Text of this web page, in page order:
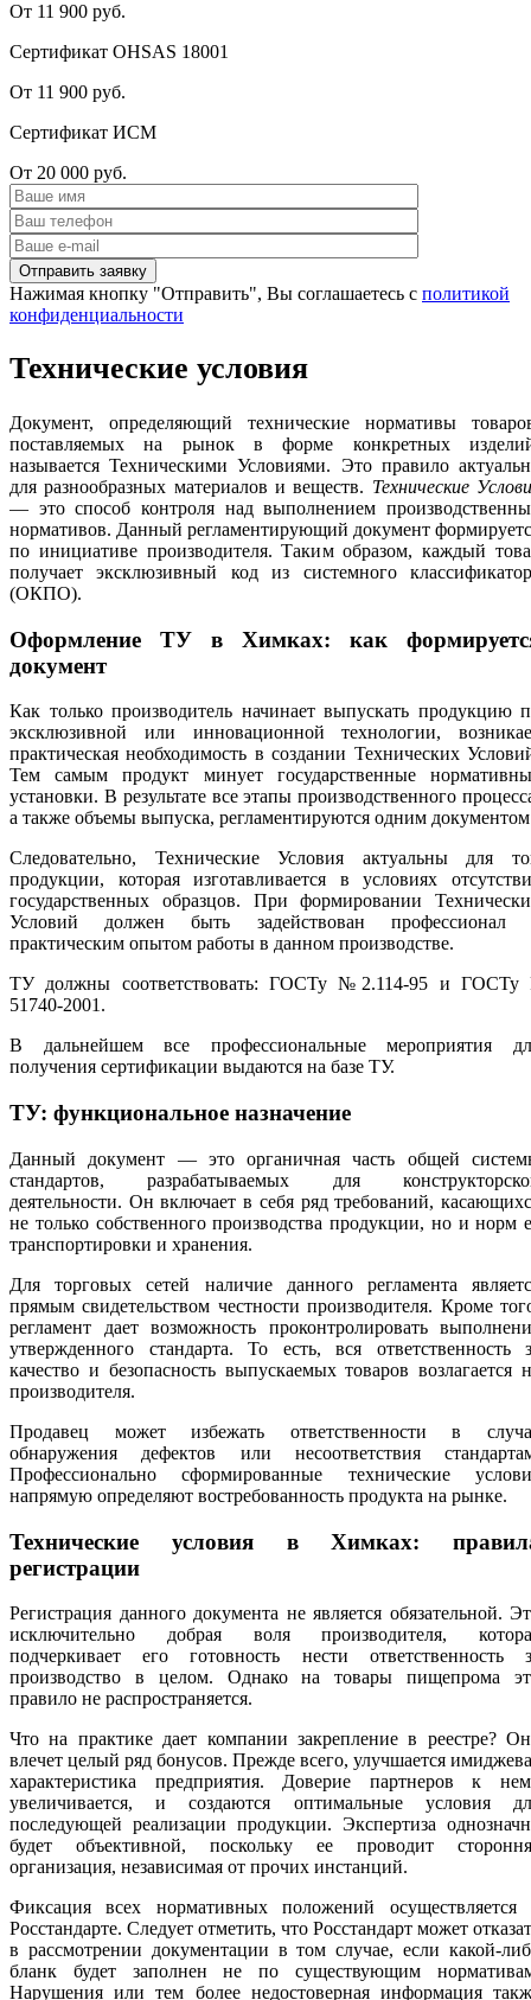
От 11 900 руб.
Сертификат OHSAS 18001
От 11 900 руб.
Сертификат ИСМ
От 20 000 руб.
Нажимая кнопку "Отправить", Вы соглашаетесь с политикой
конфиденциальности
Технические условия
Документ, определяющий технические нормативы
поставляемых на рынок в форме конкретных
называется Техническими Условиями. Это правило
для разнообразных материалов и веществ. Технические
— это способ контроля над выполнением
нормативов. Данный регламентирующий документ
по инициативе производителя. Таким образом, каждый
получает эксклюзивный код из системного
(ОКПО).
Оформление ТУ в Химках: как
документ
Как только производитель начинает выпускать продукцию
эксклюзивной или инновационной технологии,
практическая необходимость в создании Технических
Тем самым продукт минует государственные
установки. В результате все этапы производственного
а также объемы выпуска, регламентируются одним
Следовательно, Технические Условия актуальны для
продукции, которая изготавливается в условиях
государственных образцов. При формировании
Условий должен быть задействован профессионал
практическим опытом работы в данном производстве.
ТУ должны соответствовать: ГОСТу №2.114-95 и ГОСТу
51740-2001.
В дальнейшем все профессиональные мероприятия
получения сертификации выдаются на базе ТУ.
ТУ: функциональное назначение
Данный документ — это органичная часть общей
стандартов, разрабатываемых для
деятельности. Он включает в себя ряд требований,
не только собственного производства продукции, но и норм
транспортировки и хранения.
Для торговых сетей наличие данного регламента
прямым свидетельством честности производителя. Кроме
регламент дает возможность проконтролировать
утвержденного стандарта. То есть, вся ответственность
качество и безопасность выпускаемых товаров возлагается
производителя.
Продавец может избежать ответственности в
обнаружения дефектов или несоответствия
Профессионально сформированные технические
напрямую определяют востребованность продукта на рынке.
Технические условия в Химках:
регистрации
Регистрация данного документа не является обязательной.
исключительно добрая воля производителя,
подчеркивает его готовность нести ответственность
производство в целом. Однако на товары пищепрома
правило не распространяется.
Что на практике дает компании закрепление в реестре?
влечет целый ряд бонусов. Прежде всего, улучшается
характеристика предприятия. Доверие партнеров к
увеличивается, и создаются оптимальные условия
последующей реализации продукции. Экспертиза
будет объективной, поскольку ее проводит
организация, независимая от прочих инстанций.
Фиксация всех нормативных положений осуществляется
Росстандарте. Следует отметить, что Росстандарт может
в рассмотрении документации в том случае, если какой-
бланк будет заполнен не по существующим
Нарушения или тем более недостоверная информация